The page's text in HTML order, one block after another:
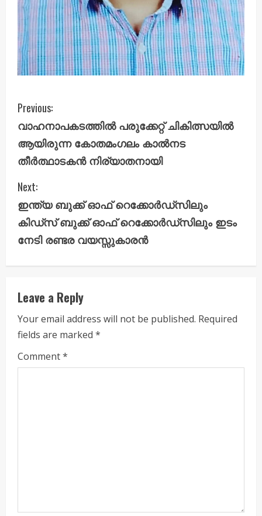
C
o
n
t
i
n
R
e
a
Previous:
വാഹനാപകടത്തിൽ പരുക്കേറ്റ് ചികിത്സയിൽ
ആയിരുന്ന കോതമംഗലം കാൽനട
തീർത്ഥാടകൻ നിര്യാതനായി
Next:
ഇന്ത്യ ബുക്ക്‌ ഓഫ് റെക്കോർഡ്സിലും
കിഡ്സ്‌ ബുക്ക്‌ ഓഫ് റെക്കോർഡ്സിലും ഇടം
നേടി രണ്ടര വയസ്സുകാരൻ
Leave a Reply
Your email address will not be published. Required
fields are marked *
Comment*